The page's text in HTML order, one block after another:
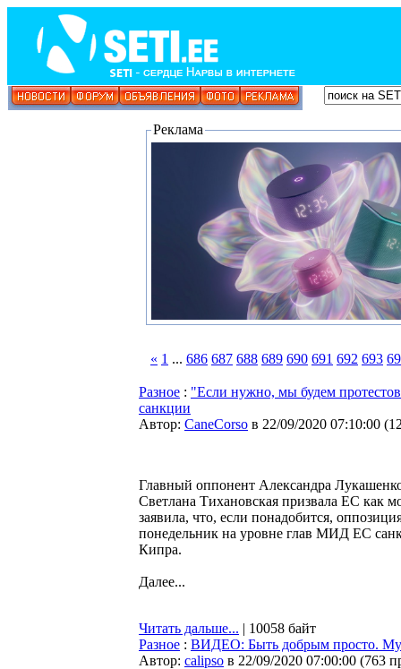
Реклама
« 1 ... 686 687 688 689 690 691 692 693
Разное : "Если нужно, мы будем
санкции
Автор: CaneCorso в 22/09/2020 07:10:00 (
Главный оппонент Александра
Светлана Тихановская призвала ЕС как
заявила, что, если понадобится,
понедельник на уровне глав МИД ЕС
Кипра.
Далее...
Читать дальше... | 10058 байт
Разное : ВИДЕО: Быть добрым просто.
Автор: calipso в 22/09/2020 07:00:00 (763